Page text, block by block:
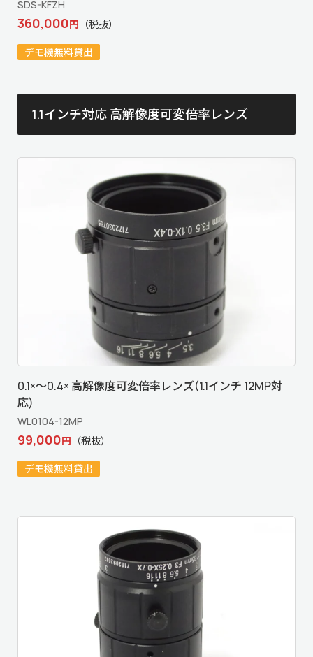
SDS-KFZH
360,000円 （税抜）
デモ機無料貸出
1.1インチ対応 高解像度可変倍率レンズ
0.1×～0.4× 高解像度可変倍率レンズ(1.1インチ 12MP対
応)
WL0104-12MP
99,000円 （税抜）
デモ機無料貸出